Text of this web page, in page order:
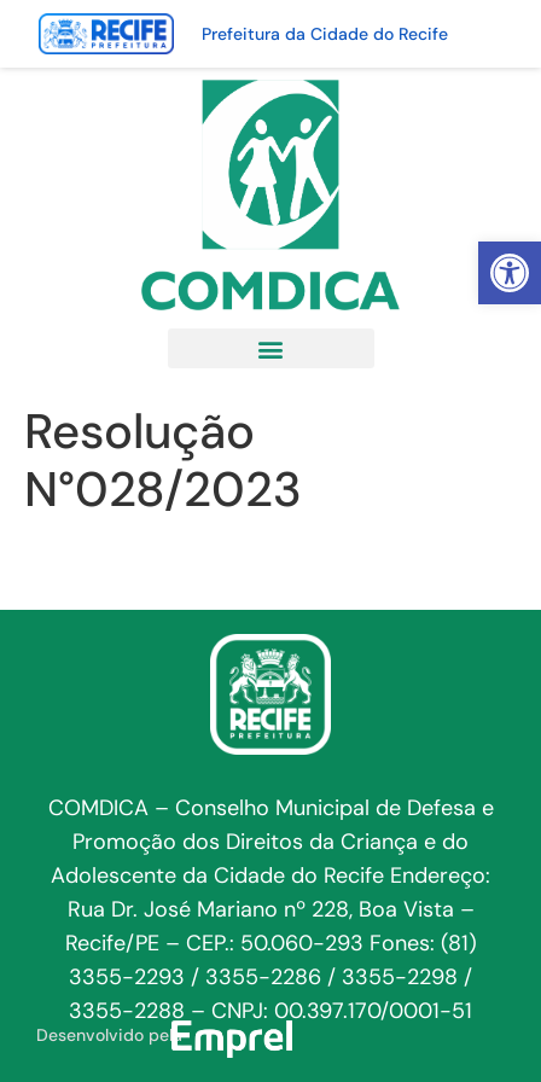
Abrir
Prefeitura da Cidade do Recife
Resolução
N°028/2023
COMDICA – Conselho Municipal de Defesa e
Promoção dos Direitos da Criança e do
Adolescente da Cidade do Recife Endereço:
Rua Dr. José Mariano nº 228, Boa Vista –
Recife/PE – CEP.: 50.060-293 Fones: (81)
3355-2293 / 3355-2286 / 3355-2298 /
3355-2288 – CNPJ: 00.397.170/0001-51
Desenvolvido pela